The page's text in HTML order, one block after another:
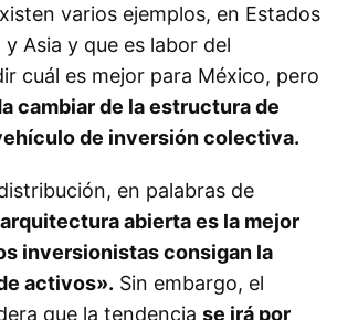
varios ejemplos, en Estados
Asia y que es labor del
cuál es mejor para México, pero
cambiar de la estructura de
de inversión colectiva.
en palabras de
arquitectura abierta es la mejor
inversionistas consigan la
activos». Sin embargo, el
que la tendencia se irá por